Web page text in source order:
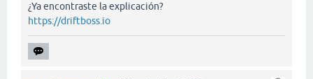
¿Ya encontraste la explicación?
https://driftboss.io